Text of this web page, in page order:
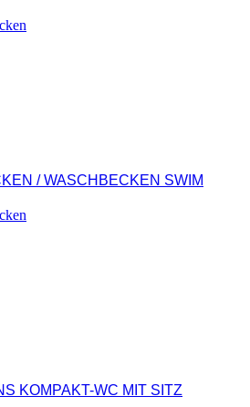
/ WASCHBECKEN SWIM
KOMPAKT-WC MIT SITZ